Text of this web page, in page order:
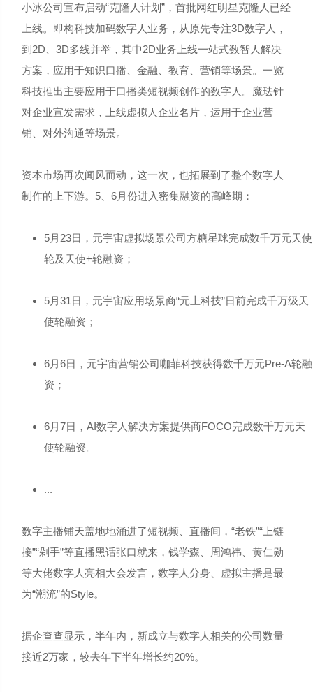
小冰公司宣布启动“克隆人计划”，首批网红明星克隆人已经
上线。即构科技加码数字人业务，从原先专注3D数字人，
到2D、3D多线并举，其中2D业务上线一站式数智人解决
方案，应用于知识口播、金融、教育、营销等场景。一览
科技推出主要应用于口播类短视频创作的数字人。魔珐针
对企业宣发需求，上线虚拟人企业名片，运用于企业营
销、对外沟通等场景。
资本市场再次闻风而动，这一次，也拓展到了整个数字人
制作的上下游。5、6月份进入密集融资的高峰期：
5月23日，元宇宙虚拟场景公司方糖星球完成数千万元天使
轮及天使+轮融资；
5月31日，元宇宙应用场景商“元上科技”日前完成千万级天
使轮融资；
6月6日，元宇宙营销公司咖菲科技获得数千万元Pre-A轮融
资；
6月7日，AI数字人解决方案提供商FOCO完成数千万元天
使轮融资。
...
数字主播铺天盖地地涌进了短视频、直播间，“老铁”“上链
接”“剁手”等直播黑话张口就来，钱学森、周鸿祎、黄仁勋
等大佬数字人亮相大会发言，数字人分身、虚拟主播是最
为“潮流”的Style。
据企查查显示，半年内，新成立与数字人相关的公司数量
接近2万家，较去年下半年增长约20%。